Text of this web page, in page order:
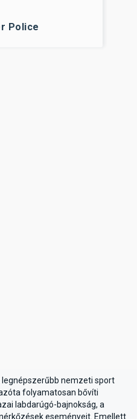
Police
legnépszerűbb nemzeti sport
folyamatosan bővíti
labdarúgó-bajnokság, a
eseményeit. Emellett